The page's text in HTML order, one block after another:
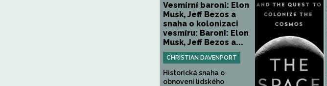
Vesmírní baroni: Elon
Musk, Jeff Bezos a
snaha o kolonizaci
vesmíru: Baroni: Elon
Musk, Jeff Bezos a...
CHRISTIAN DAVENPORT
Historická snaha o
obnovení lidského